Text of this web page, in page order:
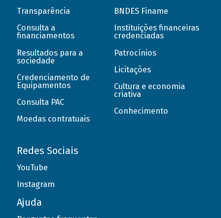
Transparência
Consulta a
financiamentos
Resultados para a
sociedade
Credenciamento de
Equipamentos
Consulta PAC
Moedas contratuais
BNDES Finame
Instituições financeiras
credenciadas
Patrocínios
Licitações
Cultura e economia
criativa
Conhecimento
Redes Sociais
YouTube
Instagram
Ajuda